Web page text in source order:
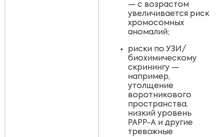
— с возрастом
увеличивается риск
хромосомных
аномалий;
риски по УЗИ/
биохимическому
скринингу —
например,
утолщение
воротникового
пространства,
низкий уровень
PAPP-A и другие
тревожные